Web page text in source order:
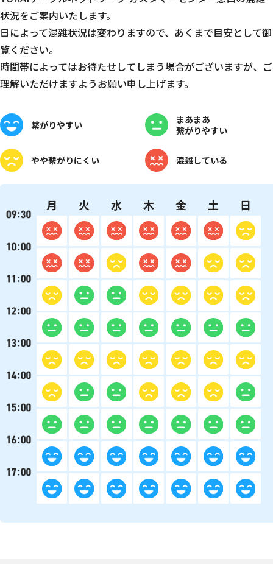
状況をご案内いたします。
日によって混雑状況は変わりますので、あくまで目安として御
覧ください。
時間帯によってはお待たせしてしまう場合がございますが、ご
理解いただけますようお願い申し上げます。
繋がりやすい
まあまあ
繋がりやすい
やや繋がりにくい 混雑している
月 火 水 木 金 土 日